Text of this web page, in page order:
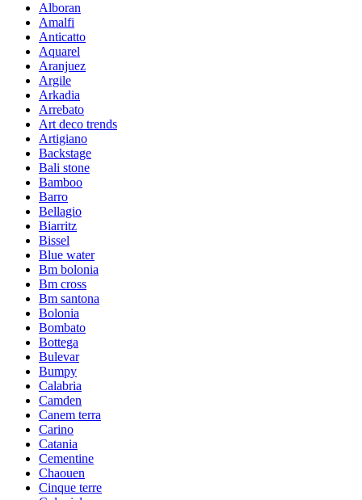
Alboran
Amalfi
Anticatto
Aquarel
Aranjuez
Argile
Arkadia
Arrebato
Art deco trends
Artigiano
Backstage
Bali stone
Bamboo
Barro
Bellagio
Biarritz
Bissel
Blue water
Bm bolonia
Bm cross
Bm santona
Bolonia
Bombato
Bottega
Bulevar
Bumpy
Calabria
Camden
Canem terra
Carino
Catania
Cementine
Chaouen
Cinque terre